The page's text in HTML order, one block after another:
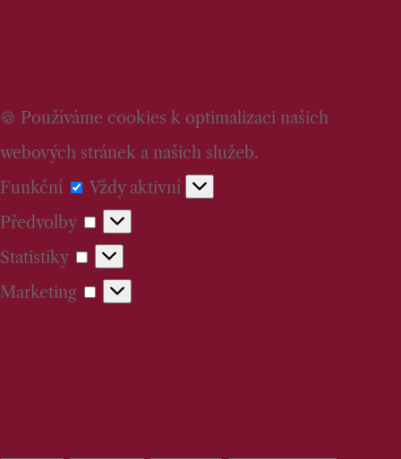
🍪 Používáme cookies k optimalizaci našich
webových stránek a našich služeb.
Funkční
Funkční
Vždy aktivní
Předvolby
Předvolby
Statistiky
Statistiky
Marketing
Marketing